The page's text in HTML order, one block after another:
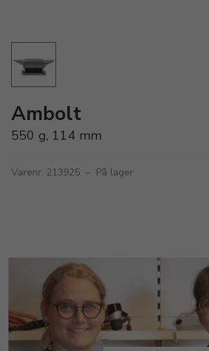
Ambolt
550 g, 114 mm
Varenr. 213925 – På lager